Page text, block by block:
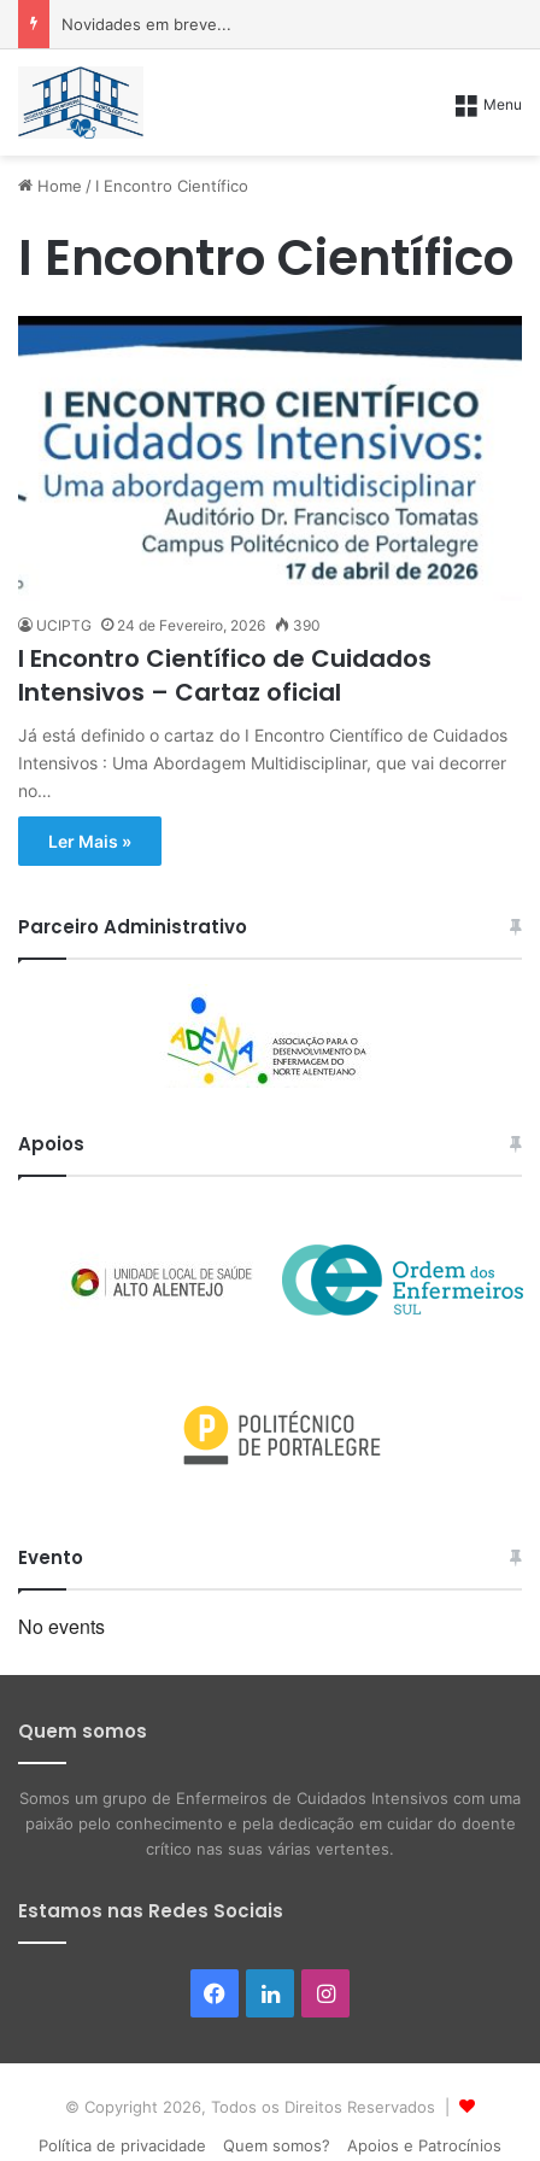
Novidades em breve...
Menu
Home / I Encontro Científico
I Encontro Científico
UCIPTG 24 de Fevereiro, 2026 390
I Encontro Científico de Cuidados
Intensivos – Cartaz oficial
Já está definido o cartaz do I Encontro Científico de Cuidados
Intensivos : Uma Abordagem Multidisciplinar, que vai decorrer
no…
Ler Mais »
Parceiro Administrativo
Apoios
Evento
No events
Quem somos
Somos um grupo de Enfermeiros de Cuidados Intensivos com uma
paixão pelo conhecimento e pela dedicação em cuidar do doente
crítico nas suas várias vertentes.
Estamos nas Redes Sociais
Facebook
LinkedInInstagram
© Copyright 2026, Todos os Direitos Reservados |
Política de privacidade
Quem somos? Apoios e Patrocínios